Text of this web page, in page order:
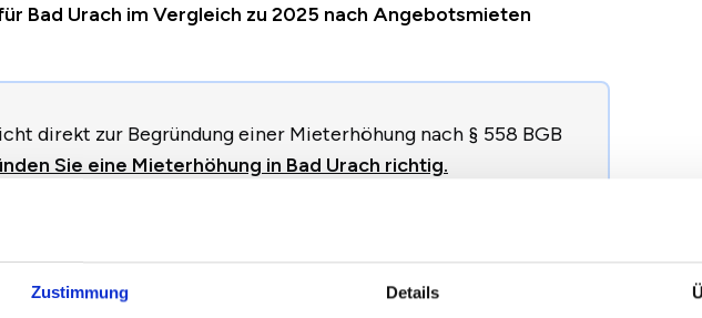
Zustimmung Details
Bad Urach im Vergleich zu 2025 nach Angebotsmieten
direkt zur Begründung einer Mieterhöhung nach § 558 BGB
Sie eine Mieterhöhung in Bad Urach richtig.
2023
Veränderung zum